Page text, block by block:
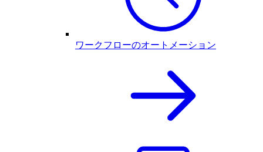
ワークフローのオートメーション